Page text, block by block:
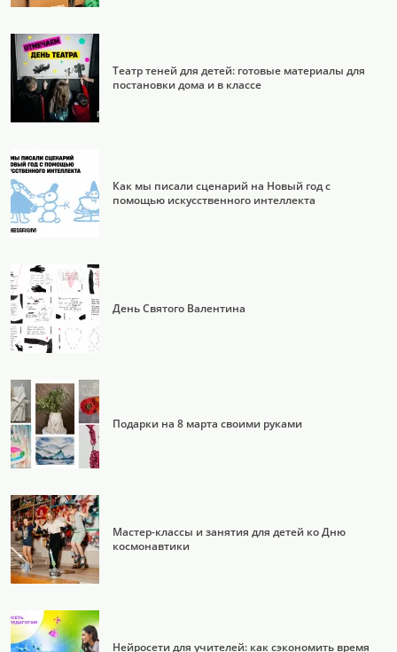
Театр теней для детей: готовые материалы для
постановки дома и в классе
Как мы писали сценарий на Новый год с
помощью искусственного интеллекта
День Святого Валентина
Подарки на 8 марта своими руками
Мастер-классы и занятия для детей ко Дню
космонавтики
Нейросети для учителей: как сэкономить время